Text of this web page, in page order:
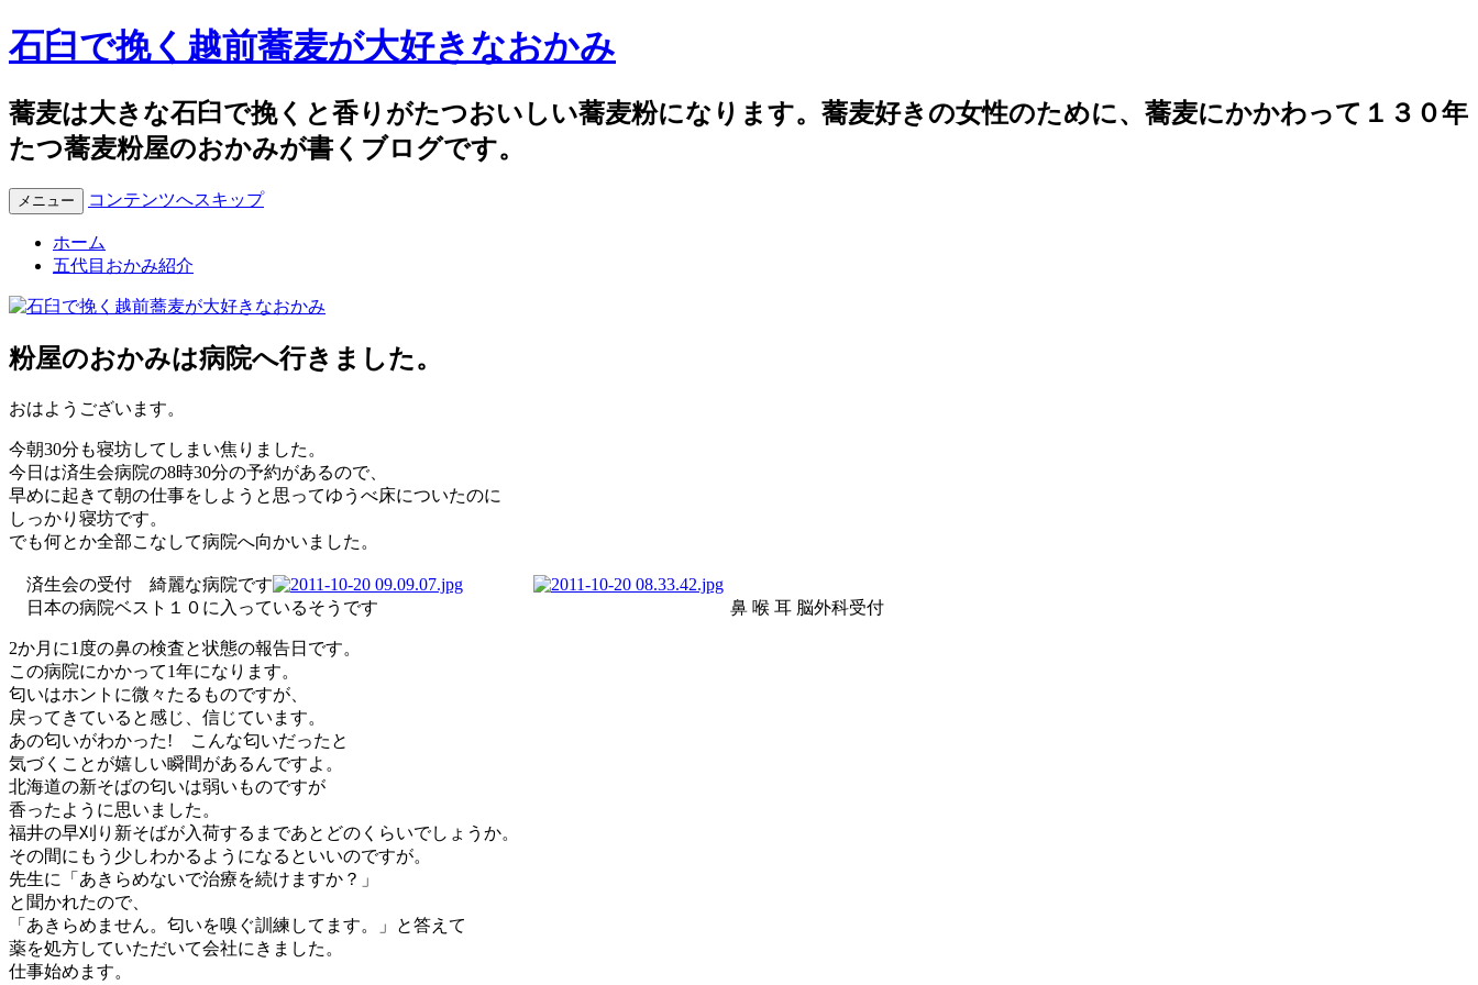
石臼で挽く越前蕎麦が大好きなおかみ
蕎麦は大きな石臼で挽くと香りがたつおいしい蕎麦粉になります。蕎麦好きの女性のために、蕎麦にかかわって１３０年
たつ蕎麦粉屋のおかみが書くブログです。
メニュー コンテンツへスキップ
ホーム
五代目おかみ紹介
粉屋のおかみは病院へ行きました。
おはようございます。
今朝30分も寝坊してしまい焦りました。
今日は済生会病院の8時30分の予約があるので、
早めに起きて朝の仕事をしようと思ってゆうべ床についたのに
しっかり寝坊です。
でも何とか全部こなして病院へ向かいました。
済生会の受付 綺麗な病院です
日本の病院ベスト１０に入っているそうです 鼻 喉 耳 脳外科受付
2か月に1度の鼻の検査と状態の報告日です。
この病院にかかって1年になります。
匂いはホントに微々たるものですが、
戻ってきていると感じ、信じています。
あの匂いがわかった! こんな匂いだったと
気づくことが嬉しい瞬間があるんですよ。
北海道の新そばの匂いは弱いものですが
香ったように思いました。
福井の早刈り新そばが入荷するまであとどのくらいでしょうか。
その間にもう少しわかるようになるといいのですが。
先生に「あきらめないで治療を続けますか？」
と聞かれたので、
「あきらめません。匂いを嗅ぐ訓練してます。」と答えて
薬を処方していただいて会社にきました。
仕事始めます。